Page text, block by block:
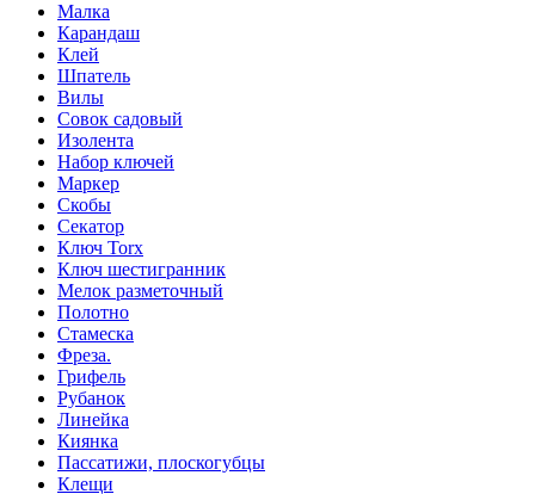
Малка
Карандаш
Клей
Шпатель
Вилы
Совок садовый
Изолента
Набор ключей
Маркер
Скобы
Секатор
Ключ Torx
Ключ шестигранник
Мелок разметочный
Полотно
Стамеска
Фреза.
Грифель
Рубанок
Линейка
Киянка
Пассатижи, плоскогубцы
Клещи